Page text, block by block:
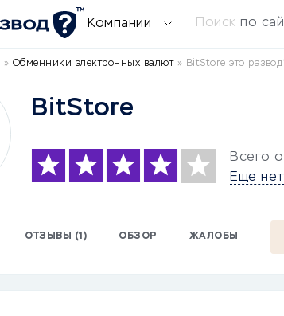
Компании Поиск по
» Обменники электронных валют» BitStore это
BitStore
Всего
Еще
ОТЗЫВЫ (1) ОБЗОР ЖАЛОБЫ